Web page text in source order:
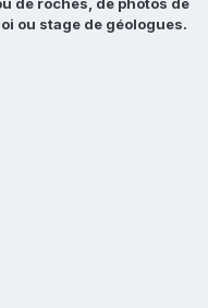
ou stage de géologues.